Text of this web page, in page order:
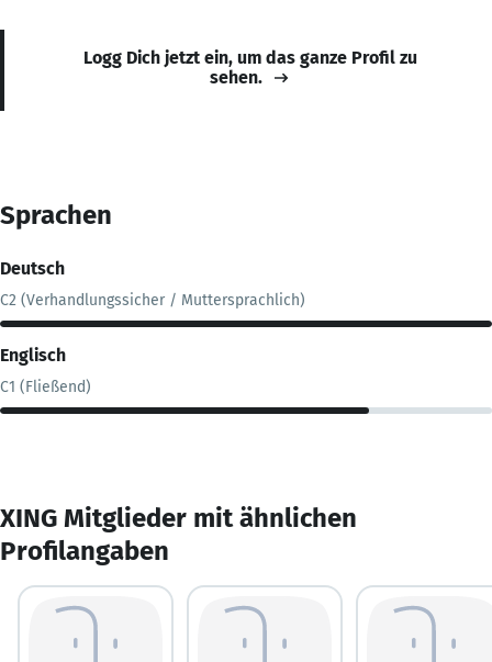
Logg Dich jetzt ein, um das ganze Profil zu
sehen.
Sprachen
Deutsch
C2 (Verhandlungssicher / Muttersprachlich)
Englisch
C1 (Fließend)
XING Mitglieder mit ähnlichen
Profilangaben